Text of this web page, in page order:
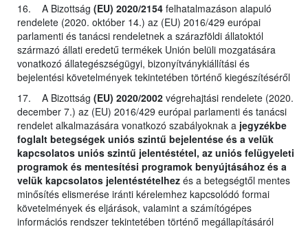
16. A Bizottság (EU) 2020/2154 felhatalmazáson alapuló
rendelete (2020. október 14.) az (EU) 2016/429 európai
parlamenti és tanácsi rendeletnek a szárazföldi állatoktól
származó állati eredetű termékek Unión belüli mozgatására
vonatkozó állategészségügyi, bizonyítványkiállítási és
bejelentési követelmények tekintetében történő kiegészítéséről
17. A Bizottság (EU) 2020/2002 végrehajtási rendelete (2020.
december 7.) az (EU) 2016/429 európai parlamenti és tanácsi
rendelet alkalmazására vonatkozó szabályoknak a jegyzékbe
foglalt betegségek uniós szintű bejelentése és a velük
kapcsolatos uniós szintű jelentéstétel, az uniós felügyeleti
programok és mentesítési programok benyújtásához és a
velük kapcsolatos jelentéstételhez és a betegségtől mentes
minősítés elismerése iránti kérelemhez kapcsolódó formai
követelmények és eljárások, valamint a számítógépes
információs rendszer tekintetében történő megállapításáról